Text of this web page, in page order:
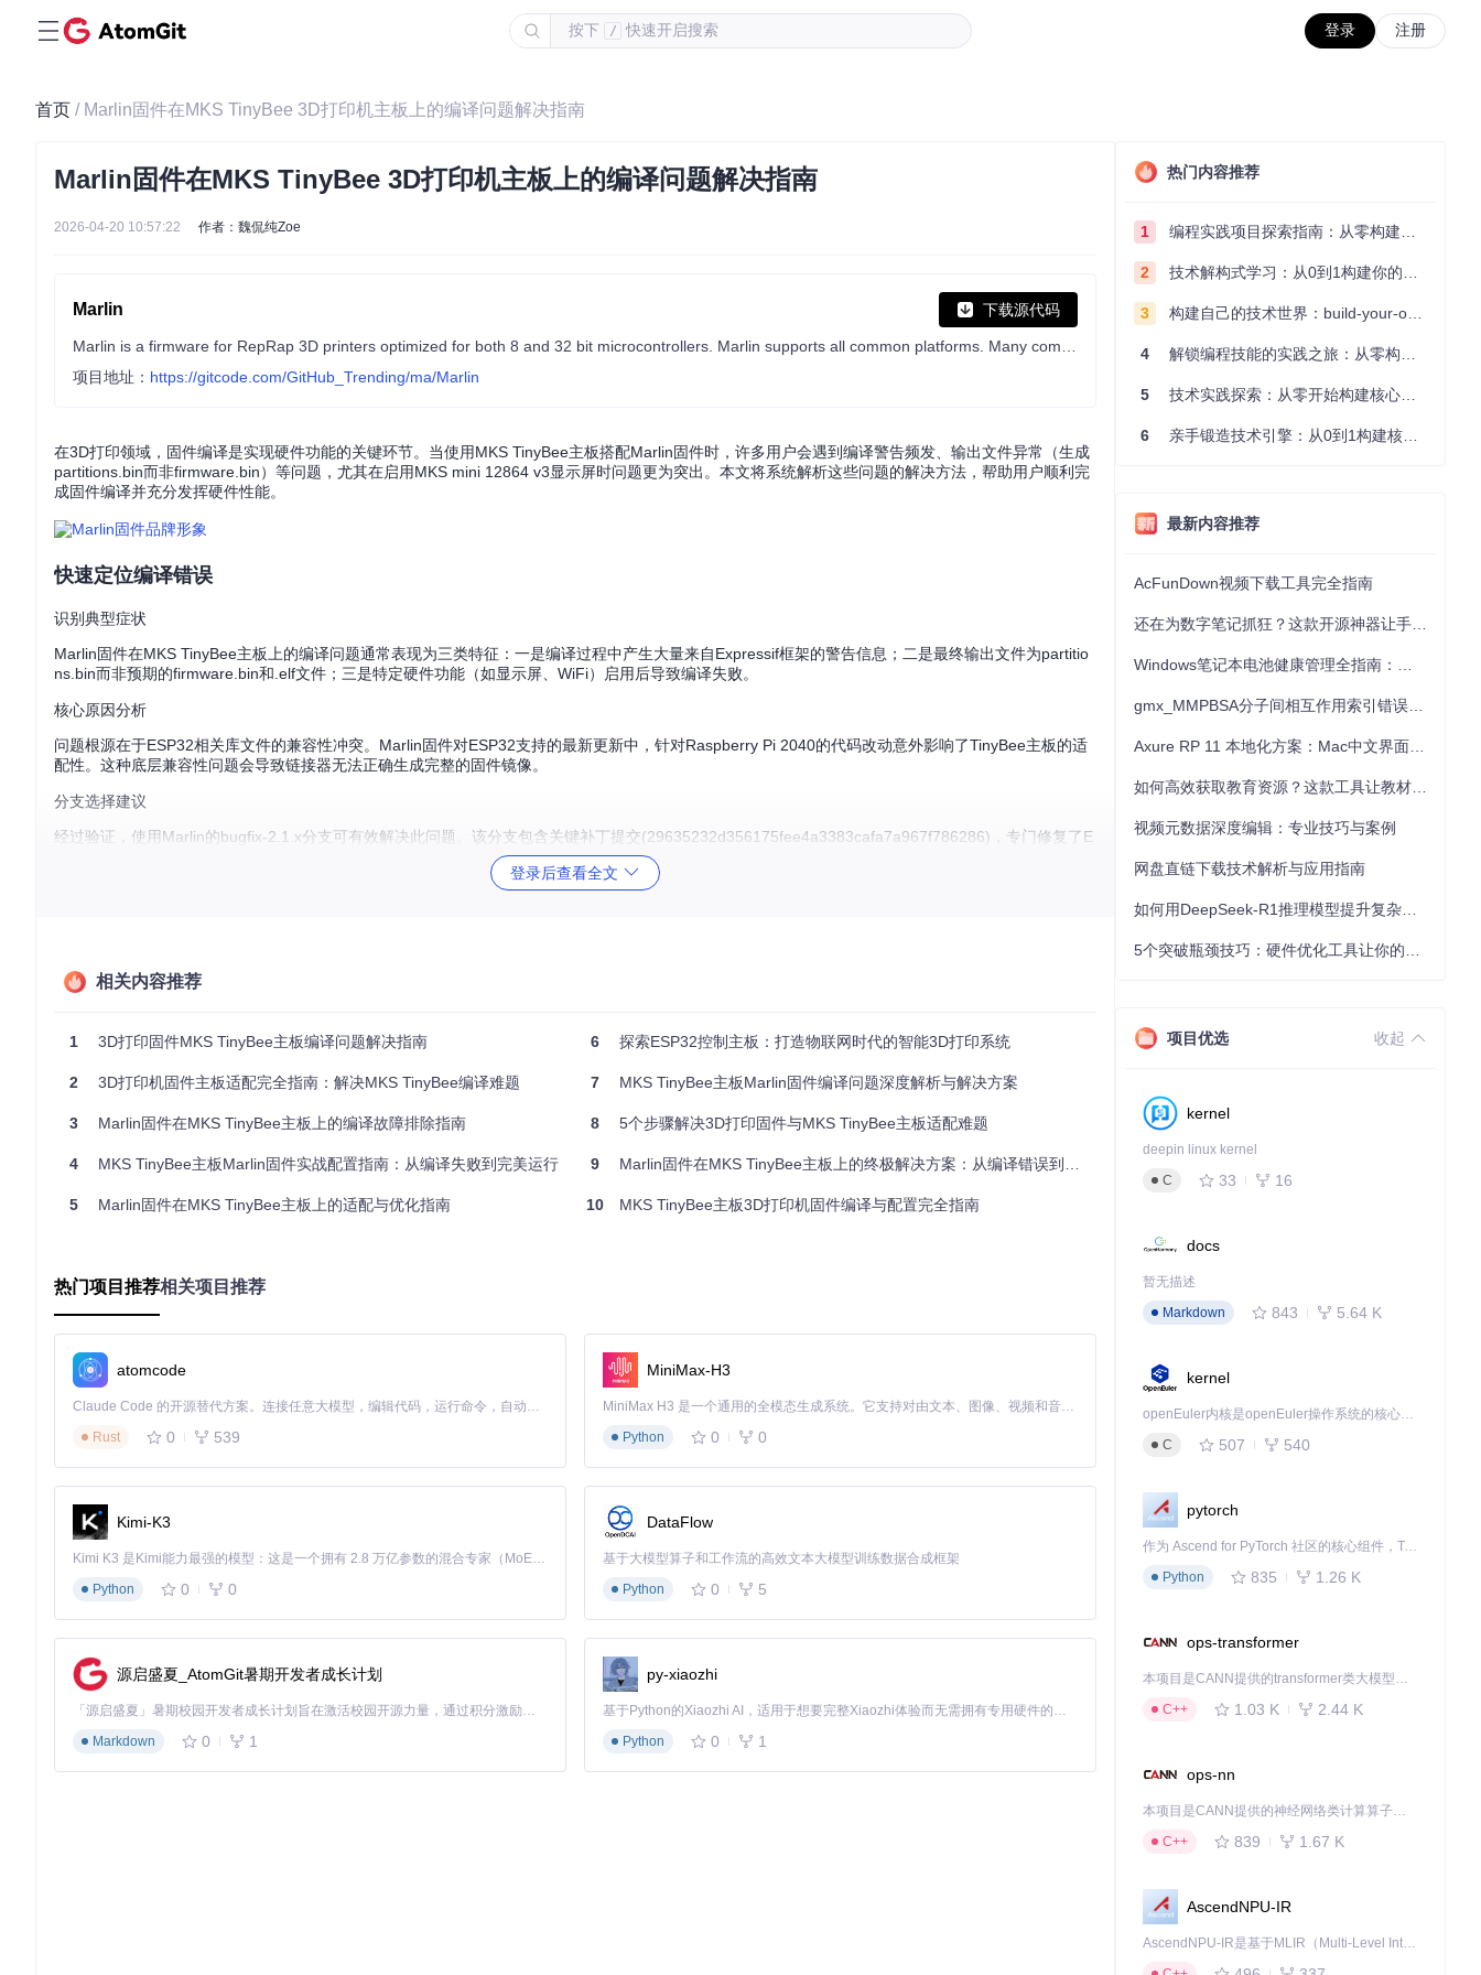
按下 / 快速开启搜索 登录 注册
首页 / Marlin固件在MKS TinyBee 3D打印机主板上的编译问题解决指南
Marlin固件在MKS TinyBee 3D打印机主板上的编译问题解决指南
2026-04-20 10:57:22 作者：魏侃纯Zoe
Marlin 下载源代码
项目地址： https://gitcode.com/GitHub_Trending/ma/Marlin
在3D打印领域，固件编译是实现硬件功能的关键环节。当使用MKS TinyBee主板搭配Marlin固件时，许多用户会遇到编译警告频发、输出文件异常（生成
partitions.bin而非firmware.bin）等问题，尤其在启用MKS mini 12864 v3显示屏时问题更为突出。本文将系统解析这些问题的解决方法，帮助用户顺利完
成固件编译并充分发挥硬件性能。
快速定位编译错误
识别典型症状
Marlin固件在MKS TinyBee主板上的编译问题通常表现为三类特征：一是编译过程中产生大量来自Expressif框架的警告信息；二是最终输出文件为partitio
ns.bin而非预期的firmware.bin和.elf文件；三是特定硬件功能（如显示屏、WiFi）启用后导致编译失败。
核心原因分析
问题根源在于ESP32相关库文件的兼容性冲突。Marlin固件对ESP32支持的最新更新中，针对Raspberry Pi 2040的代码改动意外影响了TinyBee主板的适
配性。这种底层兼容性问题会导致链接器无法正确生成完整的固件镜像。
分支选择建议
经过验证，使用Marlin的bugfix-2.1.x分支可有效解决此问题。该分支包含关键补丁提交(29635232d356175fee4a3383cafa7a967f786286)，专门修复了E
基础环境配置
在开始配置前，确保已安装PlatformIO和ESP32开发环境。MKS TinyBee主板基于ESP32芯片，需要在platformio.ini中指定正确的开发板配置：
platform
framework
= arduino
SERIAL_PORT
= 0（对应CH340C芯片连接的UART0）
⚠️ 注意：若需同时使用串口和WiFi功能，必须确保SERIAL_PORT_2设置为-1，否则会导致硬件资源冲突。
显示屏配置方案
针对MKS mini 12864 v3显示屏，需在Configuration.h中添加以下配置：
启用LED控制：
设置LED类型：
添加LED菜单控制：
工作模式设置
MKS TinyBee的WiFi功能基于ESP32实现，支持三种工作模式：
AP模式（默认）：主板作为接入点，SSID为"MARLIN_ESP"，密码"12345678"
STA模式：主板连接现有无线网络
登录后查看全文
相关内容推荐
1 3D打印固件MKS TinyBee主板编译问题解决指南
2 3D打印机固件主板适配完全指南：解决MKS TinyBee编译难题
3 Marlin固件在MKS TinyBee主板上的编译故障排除指南
4 MKS TinyBee主板Marlin固件实战配置指南：从编译失败到完美运行
5 Marlin固件在MKS TinyBee主板上的适配与优化指南
6 探索ESP32控制主板：打造物联网时代的智能3D打印系统
7 MKS TinyBee主板Marlin固件编译问题深度解析与解决方案
8 5个步骤解决3D打印固件与MKS TinyBee主板适配难题
9 Marlin固件在MKS TinyBee主板上的终极解决方案：从编译错误到功能优化
10 MKS TinyBee主板3D打印机固件编译与配置完全指南
热门项目推荐相关项目推荐
atomcode
Claude Code 的开源替代方案。连接任意大模型，编辑代码，运行命令，自动验证 — 全自动执行。用 Rust 构建，极致性能。 ｜ An open-source alternative to Claude Code. Connect any LLM, edit code, run commands, and verify changes — autonomously. Built in Rust for speed. Get Started
Rust
0 539
MiniMax-H3
MiniMax H3 是一个通用的全模态生成系统。它支持对由文本、图像、视频和音频组成的多模态上下文进行统一理解，并能生成分辨率高达 2K、时长可达 15 秒的带原生立体声音频的视频。得益于面向任务泛化的系统设计，H3 在预训练阶段就已具备广泛的多模态上下文理解与生成能力，能够出色地执行复杂的多模态指令。
Python
0 0
Kimi-K3
Kimi K3 是Kimi能力最强的模型：这是一个拥有 2.8 万亿参数的混合专家（MoE）模型，具备原生视觉理解能力，并支持 100 万 token 的上下文窗口。
Python
0 0
DataFlow
基于大模型算子和工作流的高效文本大模型训练数据合成框架
Python
0 5
源启盛夏_AtomGit暑期开发者成长计划
「源启盛夏」暑期校园开发者成长计划旨在激活校园开源力量，通过积分激励、认证扶持、资源倾斜等形式，引导高校组织和开发者完成「入驻 — 建项目 — 做贡献 — 获认证 — 得资源」的完整闭环。无论你是想带领社团入驻平台的组织者，还是希望用代码贡献证明自己的开发者，都能在这里找到属于你的成长路径。
Markdown
0 1
py-xiaozhi
基于Python的Xiaozhi AI，适用于想要完整Xiaozhi体验而无需拥有专用硬件的用户。
Python
0 1
热门内容推荐
1 编程实践项目探索指南：从零构建技术能力体系
2 技术解构式学习：从0到1构建你的编程知识体系
3 构建自己的技术世界：build-your-own-x项目的实践探索指南
4 解锁编程技能的实践之旅：从零构建你的技术世界
5 技术实践探索：从零开始构建核心系统的实践指南
6 亲手锻造技术引擎：从0到1构建核心系统的实践指南
最新内容推荐
AcFunDown视频下载工具完全指南
视频元数据深度编辑：专业技巧与案例
网盘直链下载技术解析与应用指南
项目优选 收起
kernel
deepin linux kernel
C
33 16
docs
暂无描述
Markdown
843 5.64 K
kernel
openEuler内核是openEuler操作系统的核心，既是系统性能与稳定性的基石，也是连接处理器、设备与服务的桥梁。
C
507 540
pytorch
作为 Ascend for PyTorch 社区的核心组件，TorchNPU 是昇腾专为 PyTorch 打造的深度学习适配插件，使 PyTorch 框架能够直接调用昇腾 NPU，为开发者提供昇腾 AI 处理器的超强算力。
Python
835 1.26 K
ops-transformer
本项目是CANN提供的transformer类大模型算子库，实现网络在NPU上加速计算。
C++
1.03 K 2.44 K
ops-nn
本项目是CANN提供的神经网络类计算算子库，实现网络在NPU上加速计算。
C++
839 1.67 K
AscendNPU-IR
AscendNPU-IR是基于MLIR（Multi-Level Intermediate Representation）构建的，面向昇腾亲和算子编译时使用的中间表示，提供昇腾完备表达能力，通过编译优化提升昇腾AI处理器计算效率，支持通过生态框架使能昇腾AI处理器与深度调优